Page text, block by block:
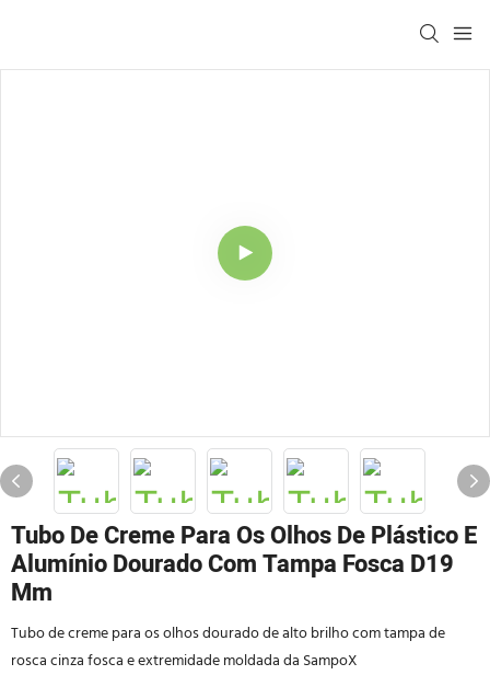
Tubo De Creme Para Os Olhos De Plástico E
Alumínio Dourado Com Tampa Fosca D19
Mm
Tubo de creme para os olhos dourado de alto brilho com tampa de
rosca cinza fosca e extremidade moldada da SampoX